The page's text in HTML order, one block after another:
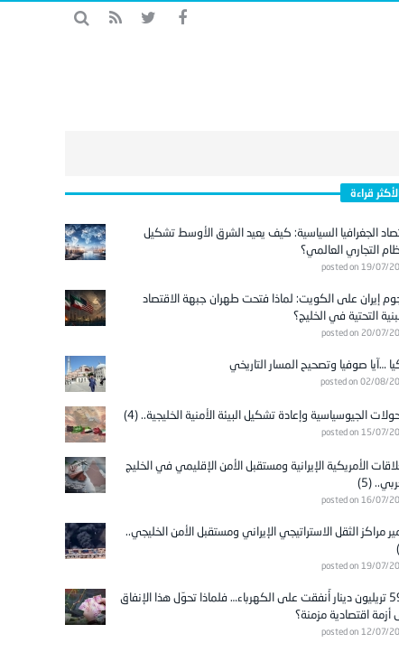
قراءة
الجغرافيا السياسية: كيف يعيد الشرق الأوسط تشكيل
التجاري العالمي؟
posted on 19/07/
إيران على الكويت: لماذا فتحت طهران جبهة الاقتصاد
التحتية في الخليج؟
posted on 20/07/
…آيا صوفيا وتصحيح المسار التاريخي
posted on 02/08/
الجيوسياسية وإعادة تشكيل البيئة الأمنية الخليجية.. (4)
posted on 15/07/
الأمريكية الإيرانية ومستقبل الأمن الإقليمي في الخليج
(5)
posted on 16/07/
مراكز الثقل الاستراتيجي الإيراني ومستقبل الأمن الخليجي..
posted on 19/07/
596 تريليون دينار أُنفقت على الكهرباء… فلماذا تحوّل هذا الإنفاق
أزمة اقتصادية مزمنة؟
posted on 12/07/